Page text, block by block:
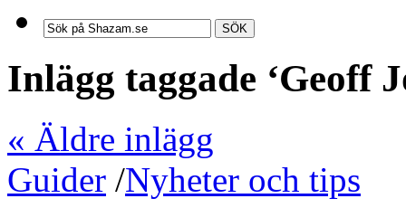
SÖK
Inlägg taggade ‘Geoff
« Äldre inlägg
Guider /Nyheter och tips